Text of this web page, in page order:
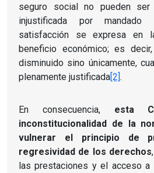
seguro social no pueden
injustificada por mandado
satisfacción se expresa en
beneficio económico; es
disminuido sino únicamente,
plenamente justificada[2].
En consecuencia, esta
inconstitucionalidad de la
vulnerar el principio de
regresividad de los derechos
las prestaciones y el acceso a